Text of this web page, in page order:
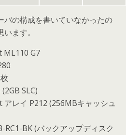
バの構成を書いていなかったの
ます。
ML110 G7
SLC)
アレイ P212 (256MBキャッシュ
RC1-BK (バックアップディスク